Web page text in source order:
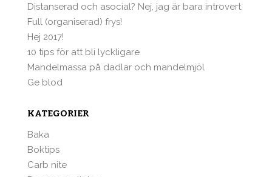
Distanserad och asocial? Nej, jag är bara introvert.
Full (organiserad) frys!
Hej 2017!
10 tips för att bli lyckligare
Mandelmassa på dadlar och mandelmjöl
Ge blod
KATEGORIER
Baka
Boktips
Carb nite